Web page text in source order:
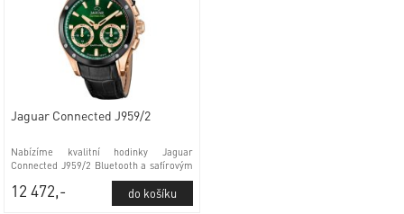
Jaguar Connected J959/2
Nabízíme kvalitní hodinky Jaguar
Connected J959/2 Bluetooth a safírovým
12 472,-